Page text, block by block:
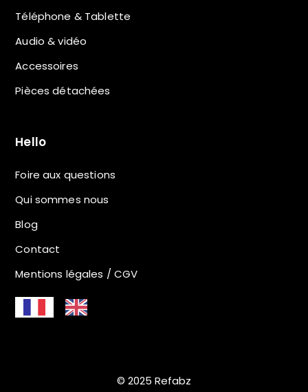
Téléphone & Tablette
Audio & vidéo
Accessoires
Pièces détachées
Hello
Foire aux questions
Qui sommes nous
Blog
Contact
Mentions légales / CGV
© 2025 Refabz